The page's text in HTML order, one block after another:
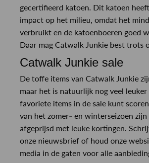
gecertifieerd katoen. Dit katoen
impact op het milieu, omdat het
verbruikt en de katoenboeren goed
Daar mag Catwalk Junkie best trots
Catwalk Junkie sale
De toffe items van Catwalk Junkie
maar het is natuurlijk nog veel
favoriete items in de sale kunt
van het zomer- en winterseizoen zijn
afgeprijsd met leuke kortingen.
onze nieuwsbrief of houd onze
media in de gaten voor alle